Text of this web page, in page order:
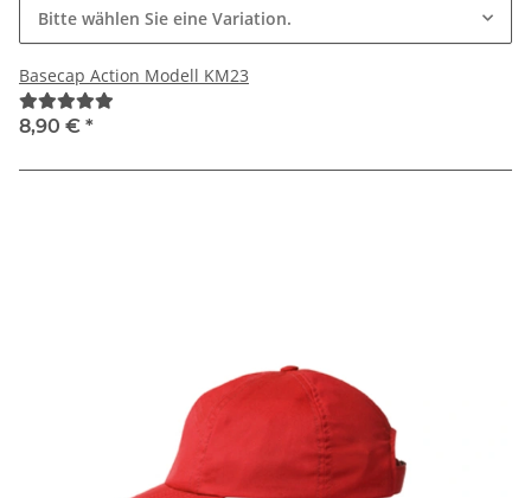
Bitte wählen Sie eine Variation.
Basecap Action Modell KM23
8,90 € *